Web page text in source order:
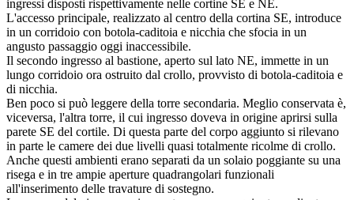
ingressi disposti rispettivamente nelle cortine SE e NE.
L'accesso principale, realizzato al centro della cortina SE, introduce
in un corridoio con botola-caditoia e nicchia che sfocia in un
angusto passaggio oggi inaccessibile.
Il secondo ingresso al bastione, aperto sul lato NE, immette in un
lungo corridoio ora ostruito dal crollo, provvisto di botola-caditoia e
di nicchia.
Ben poco si può leggere della torre secondaria. Meglio conservata è,
viceversa, l'altra torre, il cui ingresso doveva in origine aprirsi sulla
parete SE del cortile. Di questa parte del corpo aggiunto si rilevano
in parte le camere dei due livelli quasi totalmente ricolme di crollo.
Anche questi ambienti erano separati da un solaio poggiante su una
risega e in tre ampie aperture quadrangolari funzionali
all'inserimento delle travature di sostegno.